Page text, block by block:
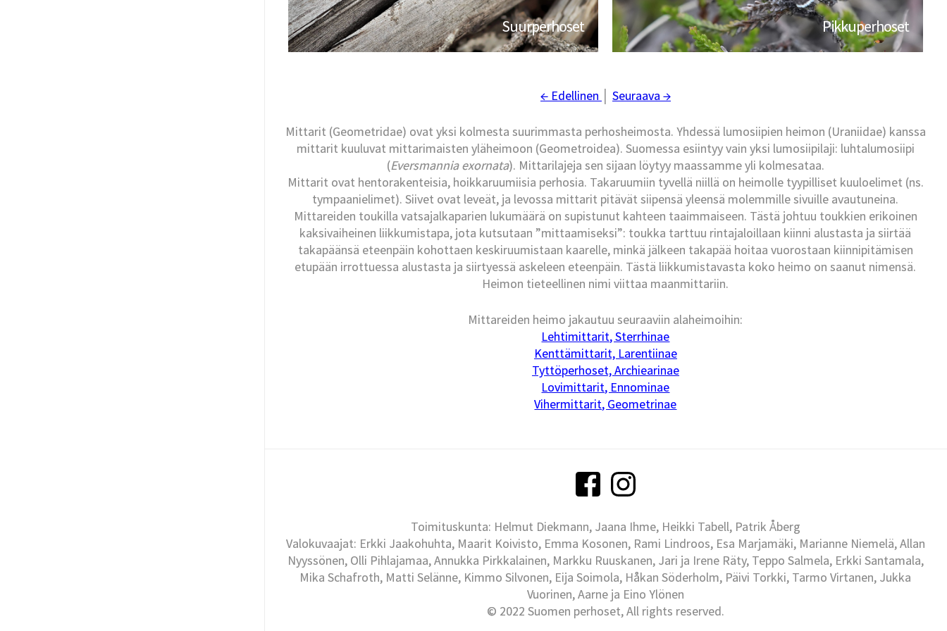
Suurperhoset Pikkuperhoset
← Edellinen Seuraava →
Mittarit (Geometridae) ovat yksi kolmesta suurimmasta perhosheimosta. Yhdessä lumosiipien heimon (Uraniidae) kanssa
mittarit kuuluvat mittarimaisten yläheimoon (Geometroidea). Suomessa esiintyy vain yksi lumosiipilaji: luhtalumosiipi
(Eversmannia exornata). Mittarilajeja sen sijaan löytyy maassamme yli kolmesataa.
Mittarit ovat hentorakenteisia, hoikkaruumiisia perhosia. Takaruumiin tyvellä niillä on heimolle tyypilliset kuuloelimet (ns.
tympaanielimet). Siivet ovat leveät, ja levossa mittarit pitävät siipensä yleensä molemmille sivuille avautuneina.
Mittareiden toukilla vatsajalkaparien lukumäärä on supistunut kahteen taaimmaiseen. Tästä johtuu toukkien erikoinen
kaksivaiheinen liikkumistapa, jota kutsutaan ”mittaamiseksi”: toukka tarttuu rintajaloillaan kiinni alustasta ja siirtää
takapäänsä eteenpäin kohottaen keskiruumistaan kaarelle, minkä jälkeen takapää hoitaa vuorostaan kiinnipitämisen
etupään irrottuessa alustasta ja siirtyessä askeleen eteenpäin. Tästä liikkumistavasta koko heimo on saanut nimensä.
Heimon tieteellinen nimi viittaa maanmittariin.
Mittareiden heimo jakautuu seuraaviin alaheimoihin:
Lehtimittarit, Sterrhinae
Kenttämittarit, Larentiinae
Tyttöperhoset, Archiearinae
Lovimittarit, Ennominae
Vihermittarit, Geometrinae
Toimituskunta: Helmut Diekmann, Jaana Ihme, Heikki Tabell, Patrik Åberg
Valokuvaajat: Erkki Jaakohuhta, Maarit Koivisto, Emma Kosonen, Rami Lindroos, Esa Marjamäki, Marianne Niemelä, Allan
Nyyssönen, Olli Pihlajamaa, Annukka Pirkkalainen, Markku Ruuskanen, Jari ja Irene Räty, Teppo Salmela, Erkki Santamala,
Mika Schafroth, Matti Selänne, Kimmo Silvonen, Eija Soimola, Håkan Söderholm, Päivi Torkki, Tarmo Virtanen, Jukka
Vuorinen, Aarne ja Eino Ylönen
© 2022 Suomen perhoset, All rights reserved.